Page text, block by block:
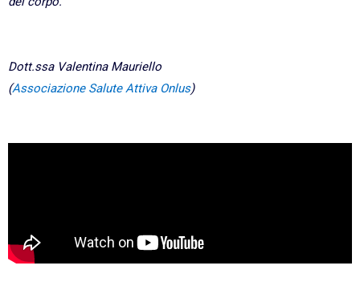
Dott.ssa Valentina Mauriello
(Associazione Salute Attiva Onlus)